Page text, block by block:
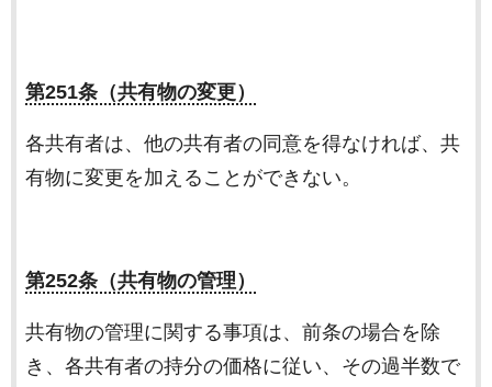
第251条（共有物の変更）
各共有者は、他の共有者の同意を得なければ、共
有物に変更を加えることができない。
第252条（共有物の管理）
共有物の管理に関する事項は、前条の場合を除
き、各共有者の持分の価格に従い、その過半数で